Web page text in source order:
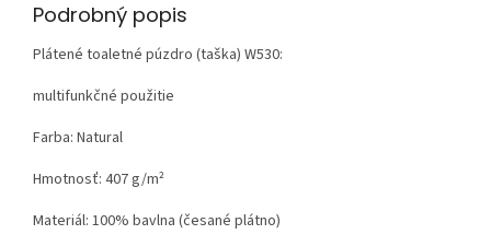
Podrobný popis
Plátené toaletné púzdro (taška) W530:
multifunkčné použitie
Farba: Natural
Hmotnosť: 407 g/m²
Materiál: 100% bavlna (česané plátno)